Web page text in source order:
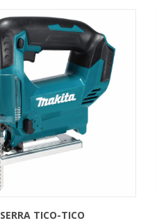
SERRA TICO-TICO